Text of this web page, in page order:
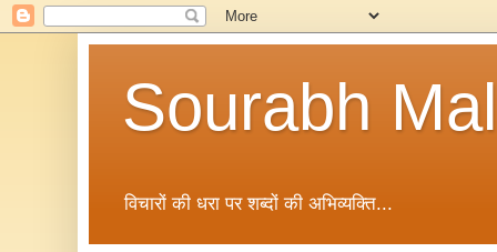
Sourabh
विचारों की धरा पर शब्दों की अभिव्यक्ति...